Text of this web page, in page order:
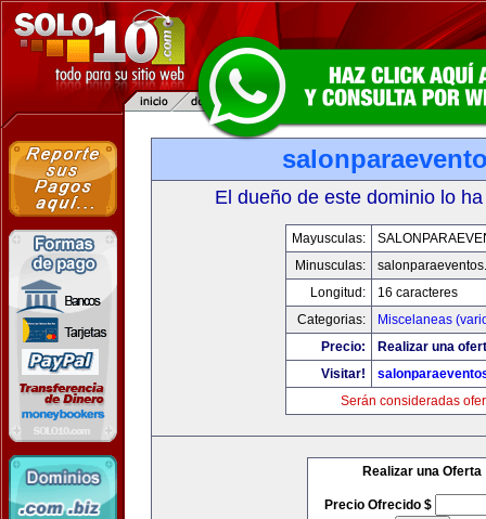
El dueño de este dominio lo
Mayusculas:
Minusculas:
Longitud:
16 caracteres
Categorias:
Miscelaneas
Precio:
Realizar una
Visitar!
Serán consideradas
Realizar una Oferta
Precio Ofrecido $